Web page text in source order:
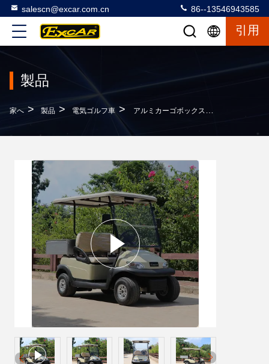
salescn@excar.com.cn 86--13546943585
引用
製品
家へ > 製品 > 電気ゴルフ車 > アルミカーゴボックス付き2人乗り電動ゴルフカート、積載量560KG